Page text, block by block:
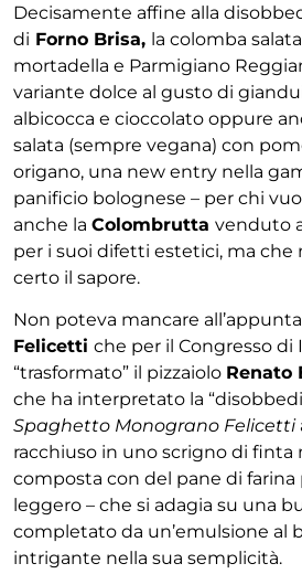
Decisamente affine alla
di Forno Brisa, la colomba
mortadella e Parmigiano
variante dolce al gusto di
albicocca e cioccolato oppure
salata (sempre vegana) con
origano, una new entry nella
panificio bolognese – per chi
anche la Colombrutta venduto
per i suoi difetti estetici, ma che
certo il sapore.
Non poteva mancare
Felicetti che per il Congresso di
“trasformato” il pizzaiolo Renato
che ha interpretato la
Spaghetto Monograno Felicetti
racchiuso in uno scrigno di finta
composta con del pane di farina
leggero – che si adagia su una
completato da un’emulsione al
intrigante nella sua semplicità.